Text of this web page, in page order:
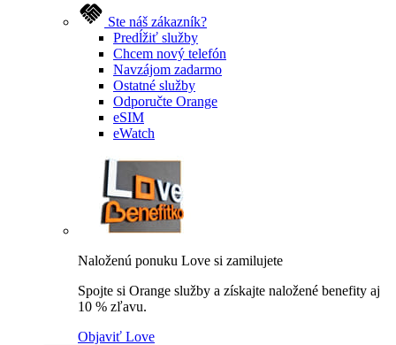
Ste náš zákazník?
Predĺžiť služby
Chcem nový telefón
Navzájom zadarmo
Ostatné služby
Odporučte Orange
eSIM
eWatch
Naloženú ponuku Love si zamilujete
Spojte si Orange služby a získajte naložené benefity aj
10 % zľavu.
Objaviť Love